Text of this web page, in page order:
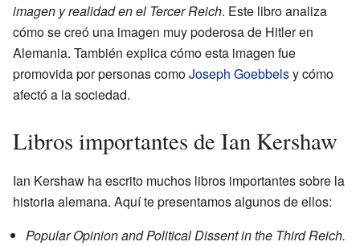
imagen y realidad en el Tercer Reich. Este libro analiza
cómo se creó una imagen muy poderosa de Hitler en
Alemania. También explica cómo esta imagen fue
promovida por personas comoJoseph Goebbelsy cómo
afectó a la sociedad.
Libros importantes de Ian Kershaw
Ian Kershaw ha escrito muchos libros importantes sobre la
historia alemana. Aquí te presentamos algunos de ellos:
Popular Opinion and Political Dissent in the Third Reich.